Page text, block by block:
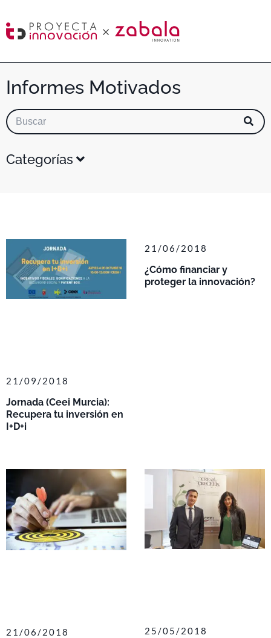
Informes Motivados
Categorías
Jornada (Ceei Murcia):
Recupera tu inversión en
I+D+i
21/09/2018
¿Cómo financiar y
proteger la innovación?
21/06/2018
21/06/2018 25/05/2018